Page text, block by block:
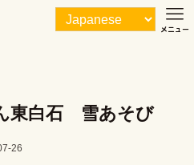
メニュー
東白石 雪あそび
26